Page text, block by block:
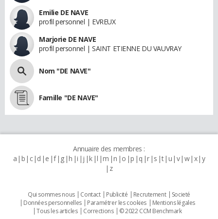
Emilie DE NAVE
profil personnel | EVREUX
Marjorie DE NAVE
profil personnel | SAINT ETIENNE DU VAUVRAY
Nom "DE NAVE"
Famille "DE NAVE"
Annuaire des membres :
a b c d e f g h i j k l m n o p q r s t u v w x y
z
Qui sommes nous Contact Publicité Recrutement
Societé
Données personnelles
Paramétrer les cookies
Mentions légales
Tous les articles
Corrections © 2022 CCM Benchmark